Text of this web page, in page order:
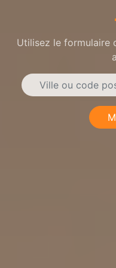
Utilisez le formulaire